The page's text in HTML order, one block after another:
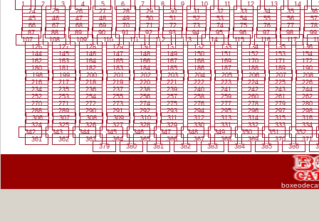
1 2 3 4 5 6 7 8 9 10 11 12 13 14
24
25 26 27 28 29 30 31 32 33 34 35
36
45
46 47 48 49 50 51 52 53 54 55 56
57
66
67 68 69 70 71 72 73 74 75 76 77
78
87
88 89 90 91 92 93 94 95 96 97 98
99
107
108 109 110 111 112 113 114 115 116 117
126
127 128 129 130 131 132 133 134 135
136
144
145 146 147 148 149 150 151 152 153
154
162
163 164 165 166 167 168 169 170 171
172
180
181 182 183 184 185 186 187 188 189
190
198
199 200 201 202 203 204 205 206 207
208
216
217 218 219 220 221 222 223 224 225
226
234
235 236 237 238 239 240 241 242 243
244
252
253 254 255 256 257 258 259 260 261
262
270
271 272 273 274 275 276 277 278 279
280
288
289 290 291 292 293 294 295 296 297
298
306
307 308 309 310 311 312 313 314 315
316
324
325 326 327 328 329 330 331 332 333
334
342
343 344 345 346 347 348 349 350 351
352
361
362 363 364 365 366 367 368 369 370
371
379
380 381 382 383 384 385 386